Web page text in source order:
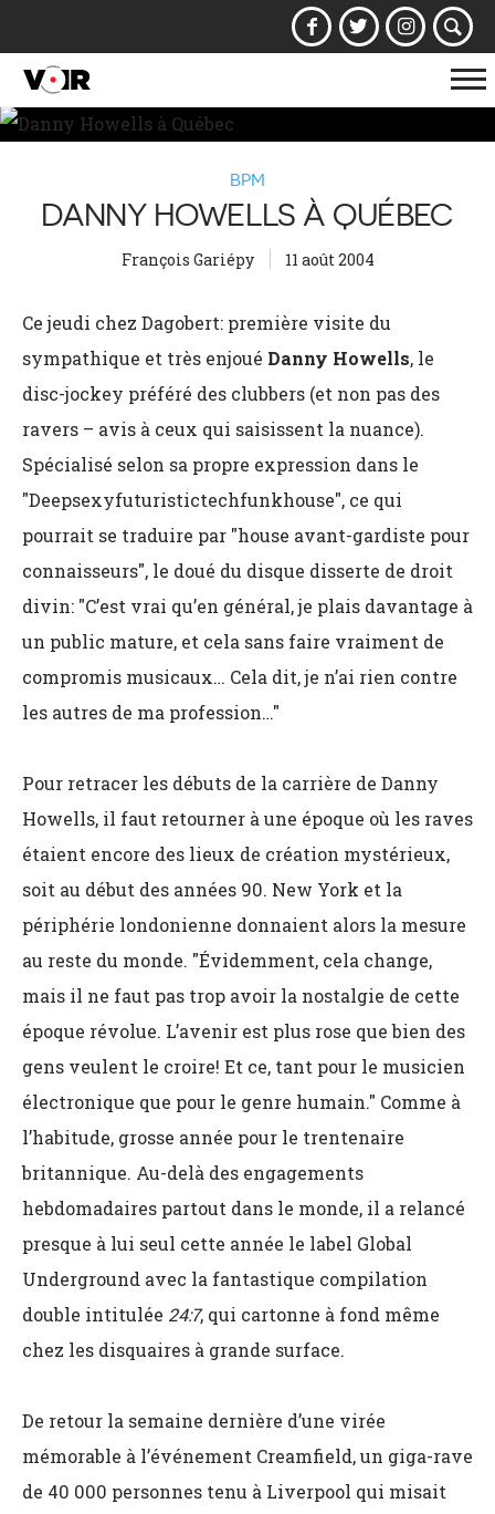
la
BPM
DANNY HOWELLS À QUÉBEC
François Gariépy 11 août 2004
Ce jeudi chez Dagobert: première visite du
sympathique et très enjoué Danny Howells, le
disc-jockey préféré des clubbers (et non pas des
ravers – avis à ceux qui saisissent la nuance).
Spécialisé selon sa propre expression dans le
"Deepsexyfuturistictechfunkhouse", ce qui
pourrait se traduire par "house avant-gardiste pour
connaisseurs", le doué du disque disserte de droit
divin: "C’est vrai qu’en général, je plais davantage à
un public mature, et cela sans faire vraiment de
compromis musicaux… Cela dit, je n’ai rien contre
les autres de ma profession…"
Pour retracer les débuts de la carrière de Danny
Howells, il faut retourner à une époque où les raves
étaient encore des lieux de création mystérieux,
soit au début des années 90. New York et la
périphérie londonienne donnaient alors la mesure
au reste du monde. "Évidemment, cela change,
mais il ne faut pas trop avoir la nostalgie de cette
époque révolue. L’avenir est plus rose que bien des
gens veulent le croire! Et ce, tant pour le musicien
électronique que pour le genre humain." Comme à
l’habitude, grosse année pour le trentenaire
britannique. Au-delà des engagements
hebdomadaires partout dans le monde, il a relancé
presque à lui seul cette année le label Global
Underground avec la fantastique compilation
double intitulée 24:7, qui cartonne à fond même
chez les disquaires à grande surface.
De retour la semaine dernière d’une virée
mémorable à l’événement Creamfield, un giga-rave
de 40 000 personnes tenu à Liverpool qui misait